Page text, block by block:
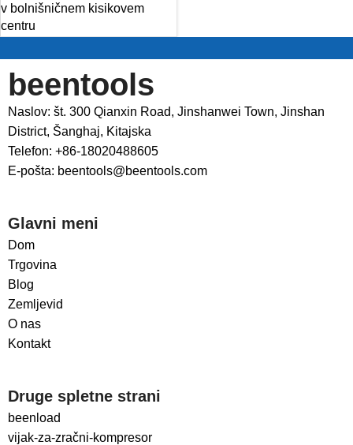
v bolnišničnem kisikovem
centru
beentools
Naslov: št. 300 Qianxin Road, Jinshanwei Town, Jinshan
District, Šanghaj, Kitajska
Telefon: +86-18020488605
E-pošta: beentools@beentools.com
Glavni meni
Dom
Trgovina
Blog
Zemljevid
O nas
Kontakt
Druge spletne strani
beenload
vijak-za-zračni-kompresor